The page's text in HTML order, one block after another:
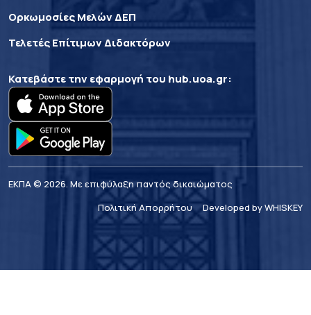
Ορκωμοσίες Μελών ΔΕΠ
Τελετές Επίτιμων Διδακτόρων
Κατεβάστε την εφαρμογή του hub.uoa.gr:
ΕΚΠΑ © 2026. Με επιφύλαξη παντός δικαιώματος
Πολιτική Απορρήτου
Developed by WHISKEY